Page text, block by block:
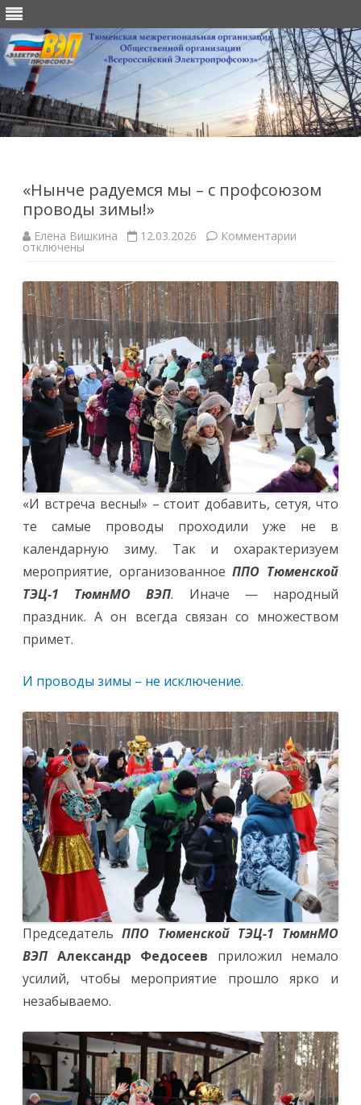
«Нынче радуемся мы – с профсоюзом
проводы зимы!»
Елена Вишкина 12.03.2026 Комментарии
мы
–
с
проводы
зимы!»
отключены
«И встреча весны!» – стоит добавить, сетуя, что
те самые проводы проходили уже не в
календарную зиму. Так и охарактеризуем
мероприятие, организованноеППО Тюменской
ТЭЦ-1 ТюмнМО ВЭП. Иначе — народный
праздник. А он всегда связан со множеством
примет.
И проводы зимы – не исключение.
ПредседательППО Тюменской ТЭЦ-1 ТюмнМО
ВЭП Александр Федосеев приложил немало
усилий, чтобы мероприятие прошло ярко и
незабываемо.